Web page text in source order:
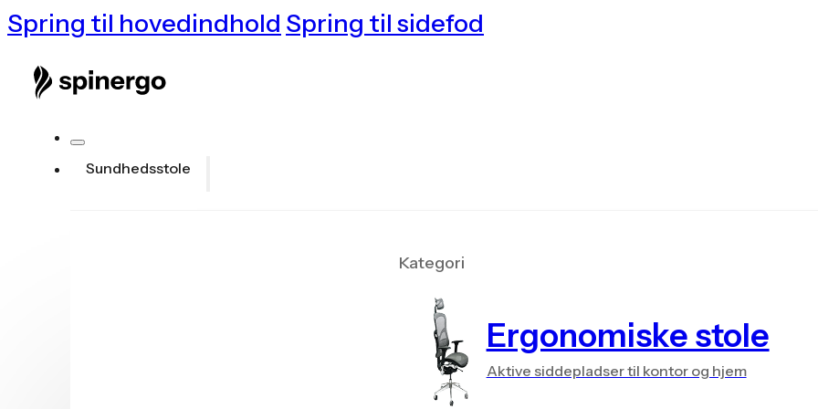
Spring til hovedindhold Spring til sidefod
Sundhedsstole
Kategori
Ergonomiske stole
Aktive siddepladser til kontor og hjem